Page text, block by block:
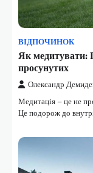
ВІДПОЧИНОК
Як медитувати:
просунутих
Олександр
Медитація – це не
Це подорож до